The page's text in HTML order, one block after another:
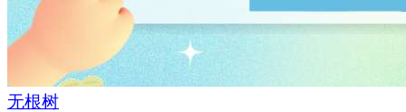
无根树